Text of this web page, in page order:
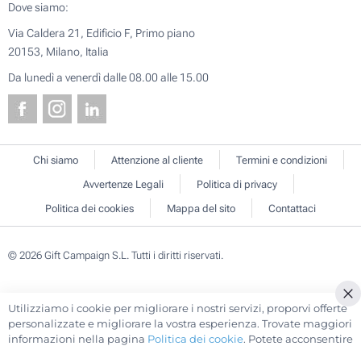
Dove siamo:
Via Caldera 21, Edificio F, Primo piano
20153, Milano, Italia
Da lunedì a venerdì dalle 08.00 alle 15.00
Chi siamo Attenzione al cliente
Termini e condizioni
Avvertenze Legali
Politica di privacy
Politica dei cookies
Mappa del sito Contattaci
© 2026 Gift Campaign S.L. Tutti i diritti riservati.
Utilizziamo i cookie per migliorare i nostri servizi, proporvi offerte
personalizzate e migliorare la vostra esperienza. Trovate maggiori
informazioni nella pagina Politica dei cookie. Potete acconsentire